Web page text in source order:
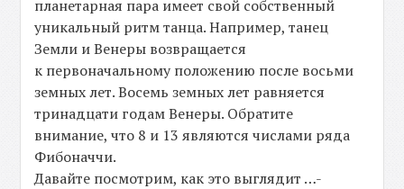
планетарная пара имеет свой собственный
уникальный ритм танца. Например, танец
Земли и Венеры возвращается
к первоначальному положению после восьми
земных лет. Восемь земных лет равняется
тринадцати годам Венеры. Обратите
внимание, что 8 и 13 являются числами ряда
Фибоначчи.
Давайте посмотрим, как это выглядит …-